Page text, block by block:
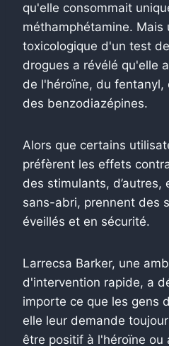
qu'elle consommait
méthamphétamine. Mais
toxicologique d'un test
drogues a révélé qu'elle
de l'héroïne, du
des benzodiazépines.
Alors que certains
préfèrent les effets
des stimulants, d’autres,
sans-abri, prennent des
éveillés et en sécurité.
Larrecsa Barker, une
d'intervention rapide, a
importe ce que les gens
elle leur demande
être positif à l'héroïne ou